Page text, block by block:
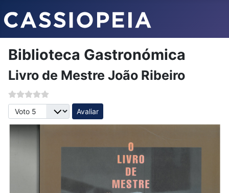
Biblioteca Gastronómica
Livro de Mestre João Ribeiro
Avalie, por favor